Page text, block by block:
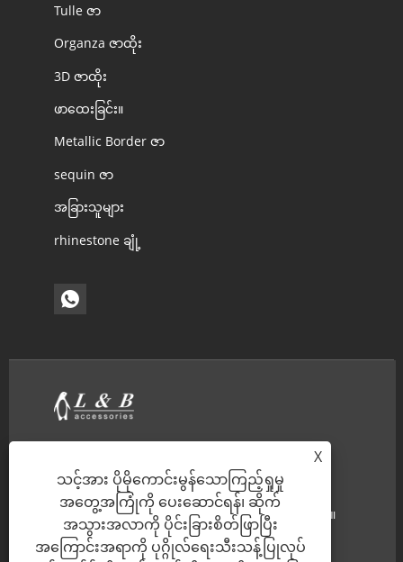
Tulle ဇာ
Organza ဇာထိုး
3D ဇာထိုး
ဖာထေးခြင်း။
Metallic Border ဇာ
sequin ဇာ
အခြားသူများ
rhinestone ချုံ့
ကြှနျုပျတို့အကွောငျး
ထုတ်ကုန်များ
သတင်း
ဒေါင်းလုဒ်လုပ်ပါ။
စုံစမ်းမေးမြန်းရန်ပေးပို့ပါ။
ကြှနျုပျတို့ကိုဆကျသှယျရ
X
သင့်အား ပိုမိုကောင်းမွန်သောကြည့်ရှုမှု
အတွေ့အကြုံကို ပေးဆောင်ရန်၊ ဆိုက်
အသွားအလာကို ပိုင်းခြားစိတ်ဖြာပြီး
အကြောင်းအရာကို ပုဂ္ဂိုလ်ရေးသီးသန့်ပြုလုပ်